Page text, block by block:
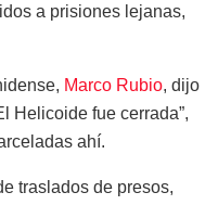
a prisiones lejanas,
Marco Rubio, dijo
Helicoide fue cerrada”,
ahí.
traslados de presos,